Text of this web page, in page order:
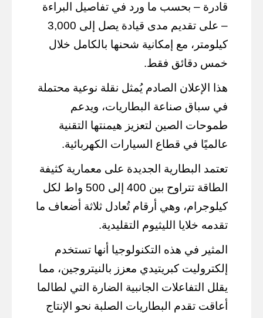
قادرة – بحسب ما ورد في تفاصيل البراءة
– على تقديم مدى قيادة يصل إلى 3,000
كيلومتر، مع إمكانية شحنها بالكامل خلال
خمس دقائق فقط.
هذا الإعلان الصادم يُمثل نقلة نوعية محتملة
في سباق صناعة البطاريات، ويدعم
طموحات الصين لتعزيز هيمنتها التقنية
عالميًا في قطاع السيارات الكهربائية.
تعتمد البطارية الجديدة على معمارية كثيفة
الطاقة تتراوح بين 400 إلى 500 واط لكل
كيلوجرام، وهي أرقام تُعادل ثلاثة أضعاف ما
تقدمه خلايا الليثيوم التقليدية.
المثير في هذه التكنولوجيا أنها تستخدم
إلكتروليت كبريتيدي معزز بالنيتروجين، مما
يقلل التفاعلات الجانبية الضارة التي لطالما
أعاقت تقدم البطاريات الصلبة نحو الإنتاج